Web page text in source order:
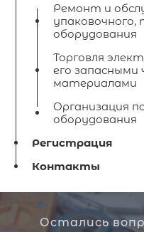
Ремонт и
упаковочного,
оборудования
Торговля
его
материалами
Организация
оборудования
Регистрация
Контакты
Остались